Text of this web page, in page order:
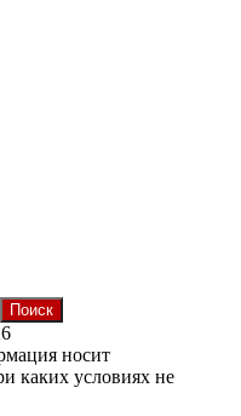
носит
каких условиях не